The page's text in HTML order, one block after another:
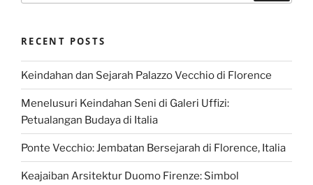
RECENT POSTS
Keindahan dan Sejarah Palazzo Vecchio di Florence
Menelusuri Keindahan Seni di Galeri Uffizi:
Petualangan Budaya di Italia
Ponte Vecchio: Jembatan Bersejarah di Florence, Italia
Keajaiban Arsitektur Duomo Firenze: Simbol